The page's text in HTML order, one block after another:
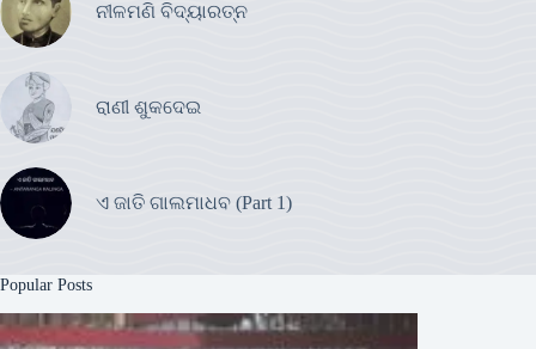
ନୀଳମଣି ବିଦ୍ୟାରତ୍ନ
ରାଣୀ ଶୁକଦେଇ
ଏ ଜାତି ଗାଲମାଧବ (Part 1)
Popular Posts